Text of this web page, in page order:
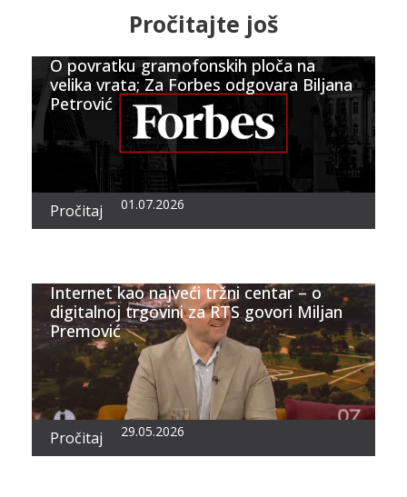
Pročitajte još
O povratku gramofonskih ploča na
velika vrata; Za Forbes odgovara Biljana
Petrović
Pročitaj 01.07.2026
Internet kao najveći tržni centar – o
digitalnoj trgovini za RTS govori Miljan
Premović
Pročitaj 29.05.2026